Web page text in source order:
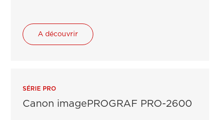
A découvrir
SÉRIE PRO
Canon imagePROGRAF PRO-2600